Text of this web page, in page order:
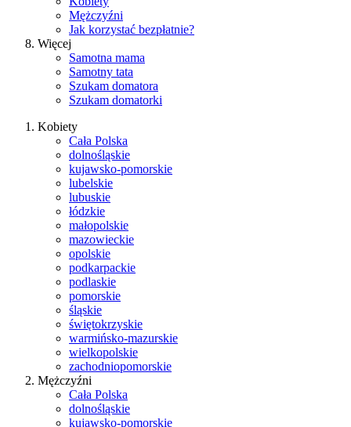
Mężczyźni
Jak korzystać bezpłatnie?
Więcej
Samotna mama
Samotny tata
Szukam domatora
Szukam domatorki
Kobiety
Cała Polska
dolnośląskie
kujawsko-pomorskie
lubelskie
lubuskie
łódzkie
małopolskie
mazowieckie
opolskie
podkarpackie
podlaskie
pomorskie
śląskie
świętokrzyskie
warmińsko-mazurskie
wielkopolskie
zachodniopomorskie
Mężczyźni
Cała Polska
dolnośląskie
kujawsko-pomorskie